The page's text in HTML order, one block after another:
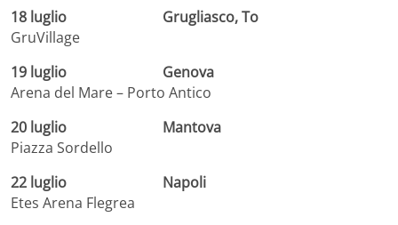
18 luglio Grugliasco, To
GruVillage
19 luglio Genova
Arena del Mare – Porto Antico
20 luglio Mantova
Piazza Sordello
22 luglio Napoli
Etes Arena Flegrea